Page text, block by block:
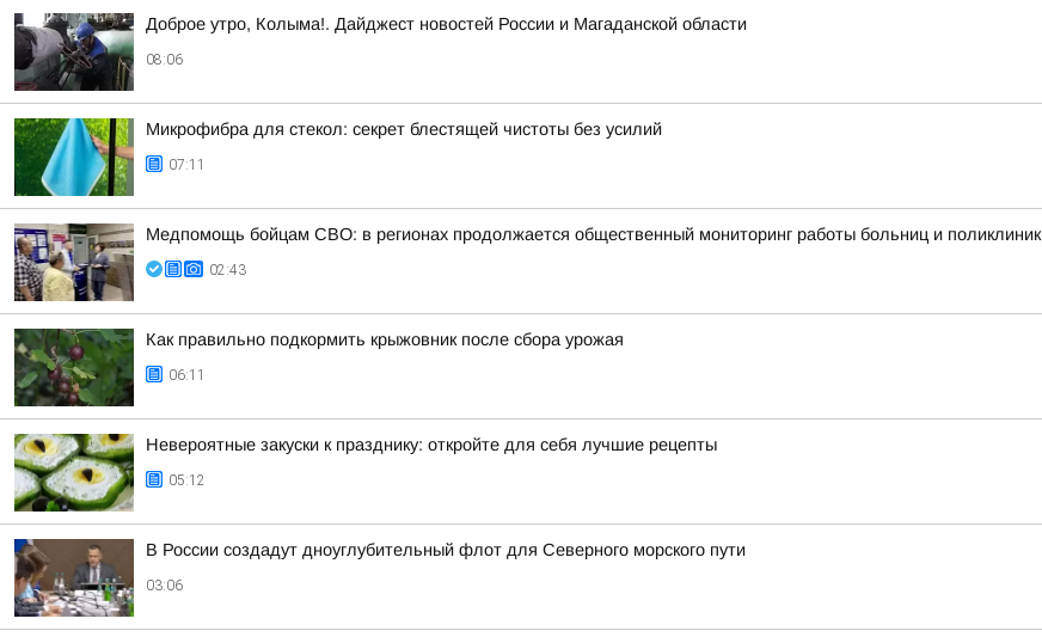
Доброе утро, Колыма!. Дайджест новостей России и Магаданской области
08:06
Микрофибра для стекол: секрет блестящей чистоты без усилий
07:11
Медпомощь бойцам СВО: в регионах продолжается общественный мониторинг работы больниц и поликлиник
02:43
Как правильно подкормить крыжовник после сбора урожая
06:11
Невероятные закуски к празднику: откройте для себя лучшие рецепты
05:12
В России создадут дноуглубительный флот для Северного морского пути
03:06